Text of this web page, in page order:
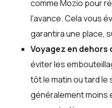
comme Mozio pour
l'avance. Cela vous
garantira une place,
Voyagez en dehors
éviter les
tôt le matin ou tard
généralement moins